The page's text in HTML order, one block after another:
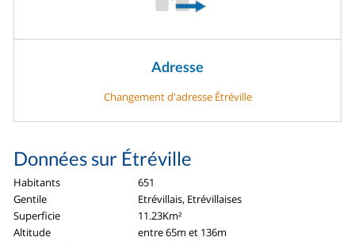
Adresse
Changement d'adresse Étréville
Données sur Étréville
Habitants
651
Gentile
Etrévillais, Etrévillaises
Superficie
11.23Km²
Altitude
entre 65m et 136m